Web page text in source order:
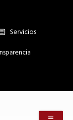
Servicios